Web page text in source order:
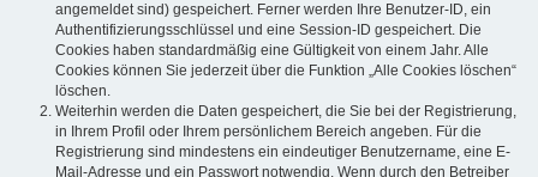
angemeldet sind) gespeichert. Ferner werden Ihre Benutzer-ID, ein
Authentifizierungsschlüssel und eine Session-ID gespeichert. Die
Cookies haben standardmäßig eine Gültigkeit von einem Jahr. Alle
Cookies können Sie jederzeit über die Funktion „Alle Cookies löschen“
löschen.
Weiterhin werden die Daten gespeichert, die Sie bei der Registrierung,
in Ihrem Profil oder Ihrem persönlichem Bereich angeben. Für die
Registrierung sind mindestens ein eindeutiger Benutzername, eine E-
Mail-Adresse und ein Passwort notwendig. Wenn durch den Betreiber